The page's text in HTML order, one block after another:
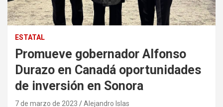
ESTATAL
Promueve gobernador Alfonso
Durazo en Canadá oportunidades
de inversión en Sonora
7 de marzo de 2023 Alejandro Islas